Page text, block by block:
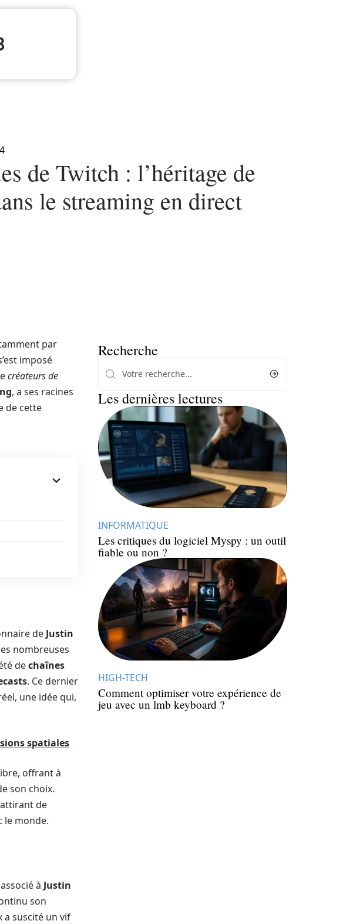
de Twitch : l’héritage de
le streaming en direct
par
imposé
créateurs de
, a ses racines
de cette
de Justin
nombreuses
dechaînes
. Ce dernier
une idée qui,
spatiales
offrant à
son choix.
de
le monde.
à Justin
son
a suscité un vif
Recherche
Les dernières lectures
INFORMATIQUE
Les critiques du logiciel Myspy : un outil
fiable ou non ?
HIGH-TECH
Comment optimiser votre expérience de
jeu avec un lmb keyboard ?